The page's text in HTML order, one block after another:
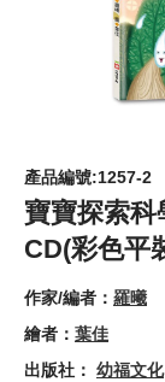
產品編號:1257-2
寶寶探索
CD(彩色平
作家/編者： 羅曦
繪者： 葉佳
出版社： 幼福文化